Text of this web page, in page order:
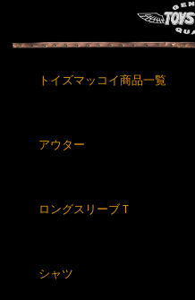
トイズマッコイ商品一覧
アウター
ロングスリーブＴ
シャツ